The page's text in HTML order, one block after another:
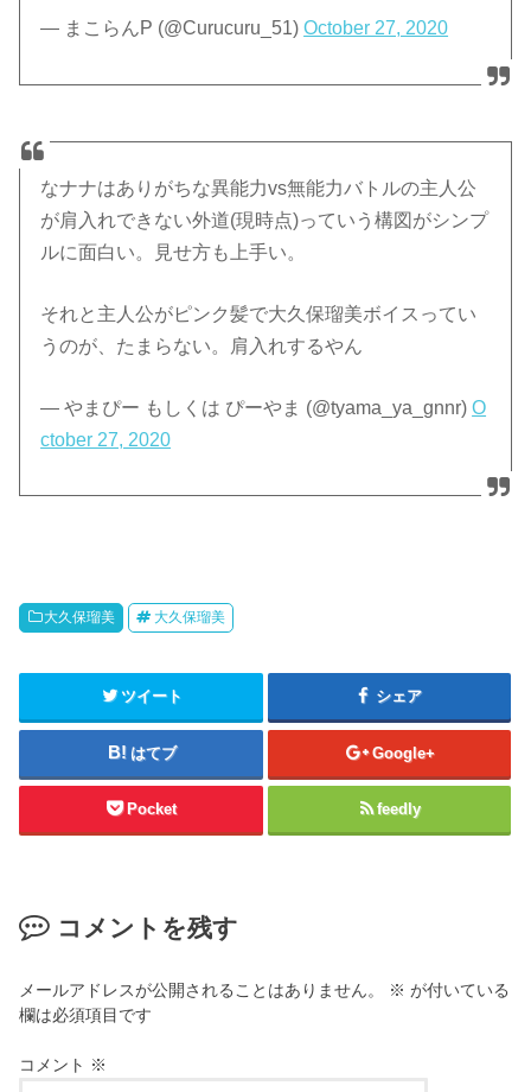
— まこらんP (@Curucuru_51)October 27, 2020
なナナはありがちな異能力vs無能力バトルの主人公
が肩入れできない外道(現時点)っていう構図がシンプ
ルに面白い。見せ方も上手い。
それと主人公がピンク髪で大久保瑠美ボイスってい
うのが、たまらない。肩入れするやん
— やまぴー もしくは ぴーやま (@tyama_ya_gnnr)O
ctober 27, 2020
大久保瑠美 大久保瑠美
ツイート シェア
はてブ Google+
Pocket feedly
コメントを残す
メールアドレスが公開されることはありません。 ※ が付いている
欄は必須項目です
コメント ※